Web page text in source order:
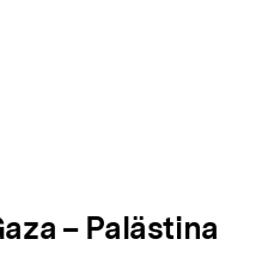
– Palästina